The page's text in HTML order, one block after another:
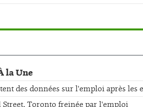
la Une
des données sur l'emploi après
Street, Toronto freinée par l'emploi